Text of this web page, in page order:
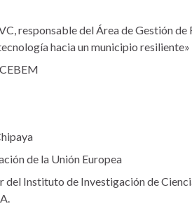
responsable del Área de Gestión de
hacia un municipio resiliente»
de la Unión Europea
del Instituto de Investigación de